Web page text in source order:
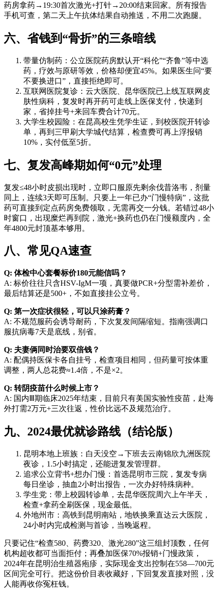
药房拿药→19:30首次激光+打针→20:00结束回家。所有报告
手机可查，第二天上午抗体结果自动推送，不用二次跑腿。
六、省钱到“骨折”的三条暗线
带量仿制药：公立医院药房默认开“科伦”“齐鲁”等中选
药，疗效与原研等效，价格却便宜45%。如果医生问“要
不要换进口”，直接拒绝即可。
互联网医院复诊：云大医院、昆华医院已上线互联网皮
肤性病科，复发时再开药可走线上医保支付，快递到
家，省掉挂号+来回车费合计70元。
大学生校园险：在昆高校生凭学生证，到校医院开转诊
单，再到三甲刷大学城代结算，检查费可再上浮报销
10%，实付低至5折。
七、复发高峰期如何“0元”处理
复发≤48小时皮损出现时，立即口服原先剩余伐昔洛韦，剂量
同上，连续3天即可压制。只要上一年已办“门慢特病”，这批
药可直接到定点药房免费领取，无需再交一分钱。若错过48小
时窗口，出现糜烂再到院，激光+换药也仍在门慢额度内，全
年4800元封顶基本够用。
八、常见QA速查
Q: 体检中心套餐标价180元能信吗？
A: 标价往往只含HSV-IgM一项，真要做PCR+分型需补差价，
最后结算还是500+，不如直接挂公立号。
Q: 第一次症状很轻，可以只涂药膏？
A: 不规范服药会诱导耐药，下次复发间隔缩短。指南强调口
服抗病毒7天是底线，别省。
Q: 夫妻俩同时治要双倍钱？
A: 配偶持医保卡各自挂号，检查项目相同，但药量可按体重
调整，两人总花费≈1.4倍，不是×2。
Q: 转阴疫苗什么时候上市？
A: 国内Ⅲ期临床2025年结束，目前只有美国实验性疫苗，赴海
外打需2万元+三次往返，性价比远不及规范治疗。
九、2024最优就诊路线（结论版）
昆明本地上班族：白天没空→下班去云南锦欣九洲医院
夜诊，1.5小时搞定，还能进复发管理群。
追求公立背书+想办门慢：首选昆明市三院，复发专病
每日坐诊，抽血2小时出报告，一次办好特殊病种。
学生党：带上校园转诊单，去昆华医院周六上午半天，
检查+拿药全刷医保，现金最低。
外地州市：高铁到昆明南站，地铁换乘直达云大医院，
24小时内完成检测与首诊，当晚返程。
只要记住“检查580、药费320、激光280”这三组封顶数，任何
机构超收都可当面拒付；再叠加医保70%报销+门慢政策，
2024年在昆明治生殖器疱疹，实际现金支出控制在558—700元
区间完全可行。把这份价目表收藏好，下回复发直接对照，没
人能再收你冤枉钱。